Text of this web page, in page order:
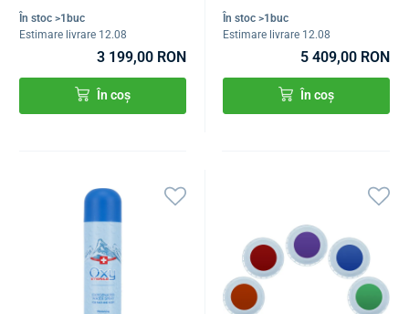
În stoc >1buc
Estimare livrare 12.08
3 199,00 RON
În coș
În stoc >1buc
Estimare livrare 12.08
5 409,00 RON
În coș